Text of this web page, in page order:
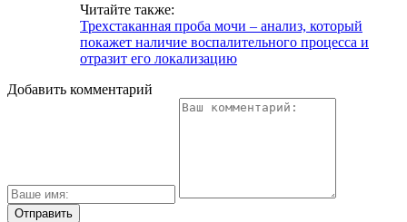
Читайте также:
Трехстаканная проба мочи – анализ, который
покажет наличие воспалительного процесса и
отразит его локализацию
Добавить комментарий